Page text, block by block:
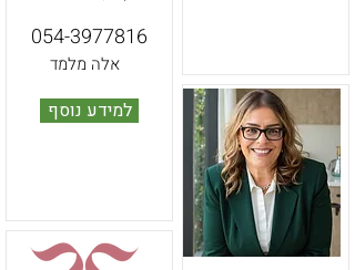
054-3977816
אלה מלמד
למידע נוסף